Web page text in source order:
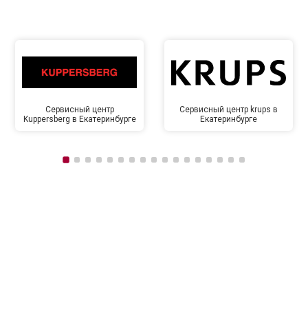
Сервисный центр
Kuppersberg в Екатеринбурге
Сервисный центр krups в
Екатеринбурге